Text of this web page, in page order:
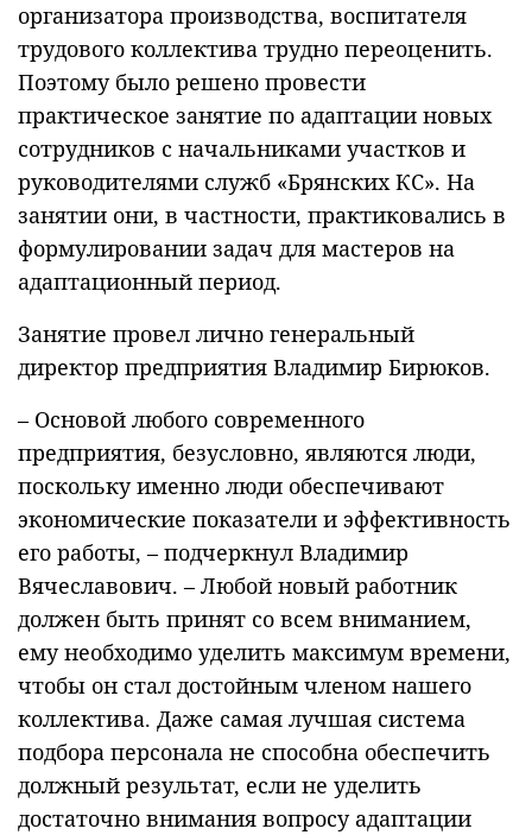
организатора производства, воспитателя
трудового коллектива трудно переоценить.
Поэтому было решено провести
практическое занятие по адаптации новых
сотрудников с начальниками участков и
руководителями служб «Брянских КС». На
занятии они, в частности, практиковались в
формулировании задач для мастеров на
адаптационный период.
Занятие провел лично генеральный
директор предприятия Владимир Бирюков.
– Основой любого современного
предприятия, безусловно, являются люди,
поскольку именно люди обеспечивают
экономические показатели и эффективность
его работы, – подчеркнул Владимир
Вячеславович. – Любой новый работник
должен быть принят со всем вниманием,
ему необходимо уделить максимум времени,
чтобы он стал достойным членом нашего
коллектива. Даже самая лучшая система
подбора персонала не способна обеспечить
должный результат, если не уделить
достаточно внимания вопросу адаптации